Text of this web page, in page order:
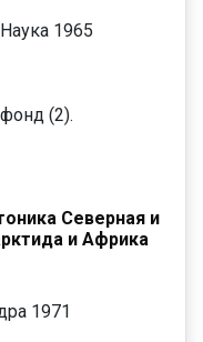
1965
(2).
Северная и
и Африка
1971